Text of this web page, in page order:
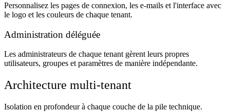
Personnalisez les pages de connexion, les e-mails et l'interface avec
le logo et les couleurs de chaque tenant.
Administration déléguée
Les administrateurs de chaque tenant gèrent leurs propres
utilisateurs, groupes et paramètres de manière indépendante.
Architecture multi-tenant
Isolation en profondeur à chaque couche de la pile technique.